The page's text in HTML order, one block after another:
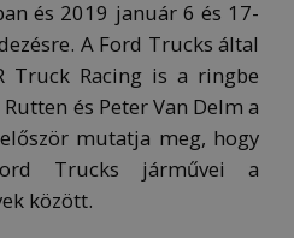
és 2019 január 6 és 17-
A Ford Trucks által
Truck Racing is a ringbe
és Peter Van Delm a
mutatja meg, hogy
Trucks járművei a
között.